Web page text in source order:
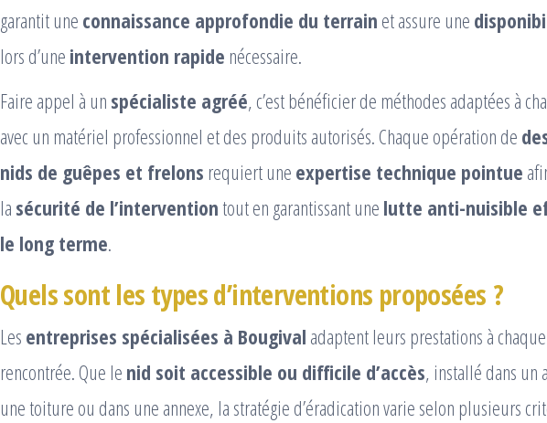
garantit une connaissance approfondie du terrain et assure une
lors d’une intervention rapide nécessaire.
Faire appel à un spécialiste agréé, c’est bénéficier de méthodes adaptées à
avec un matériel professionnel et des produits autorisés. Chaque opération de
nids de guêpes et frelons requiert une expertise technique pointue
la sécurité de l’intervention tout en garantissant une lutte anti-nuisible
le long terme.
Quels sont les types d’interventions proposées ?
Les entreprises spécialisées à Bougival adaptent leurs prestations à
rencontrée. Que le nid soit accessible ou difficile d’accès, installé dans un
une toiture ou dans une annexe, la stratégie d’éradication varie selon plusieurs